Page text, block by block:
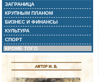
ЗАГРАНИЦА
КРУПНЫМ ПЛАНОМ
БИЗНЕС И ФИНАНСЫ
КУЛЬТУРА
СПОРТ
КРОМЕ ТОГО